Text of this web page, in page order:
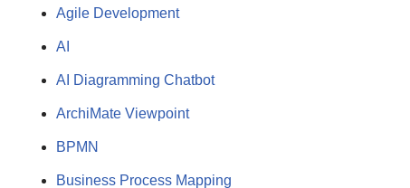
Agile Development
AI
AI Diagramming Chatbot
ArchiMate Viewpoint
BPMN
Business Process Mapping